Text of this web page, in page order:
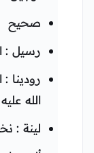
صحيح
رسيل :
الله
لينة :